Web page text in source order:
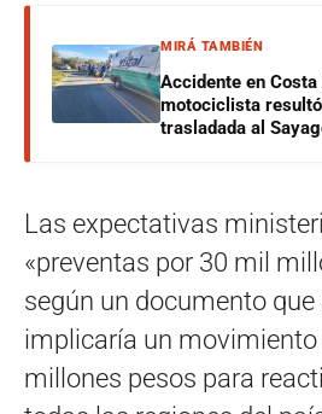
MIRÁ TAMBIÉN
Accidente en Costa
motociclista
trasladada al
Las expectativas
«preventas por 30 mil
según un documento que
implicaría un movimiento
millones pesos para